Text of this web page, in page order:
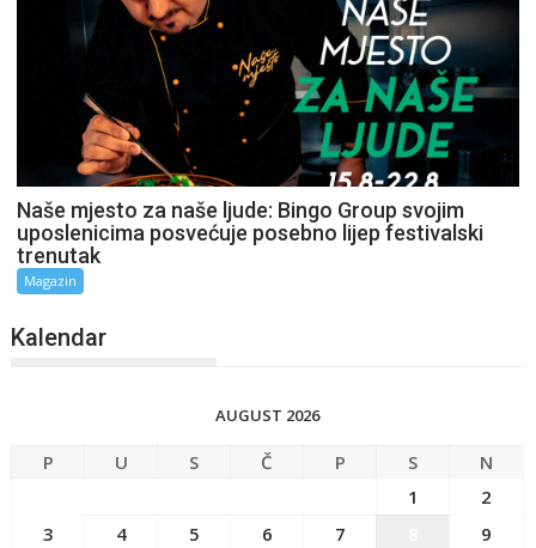
Naše mjesto za naše ljude: Bingo Group svojim
uposlenicima posvećuje posebno lijep festivalski
trenutak
Magazin
Kalendar
AUGUST 2026
P U S Č P S
N
1
2
3
4 5 6 7
9